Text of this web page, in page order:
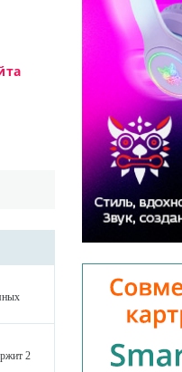
2